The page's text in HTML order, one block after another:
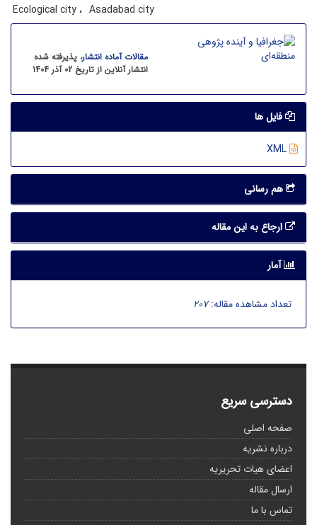
Ecological city
Asadabad city
مقالات آماده انتشار، پذیرفته شده
انتشار آنلاین از تاریخ 02 آذر 1404
فایل ها
هم رسانی
ارجاع به این مقاله
آمار
تعداد مشاهده مقاله:207
دسترسی سریع
صفحه اصلی
درباره نشریه
اعضای هیات تحریریه
ارسال مقاله
تماس با ما